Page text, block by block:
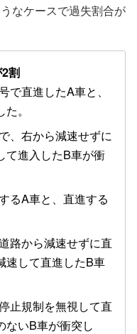
なケースで過失割合が
割
直進したA車と、
。
、右から減速せずに
て進入したB車が衝
るA車と、直進する
路から減速せずに直
速して直進したB車
止規制を無視して直
ないB車が衝突し